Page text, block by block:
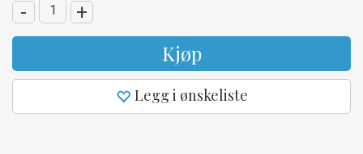
- +
Kjøp
Legg i ønskeliste